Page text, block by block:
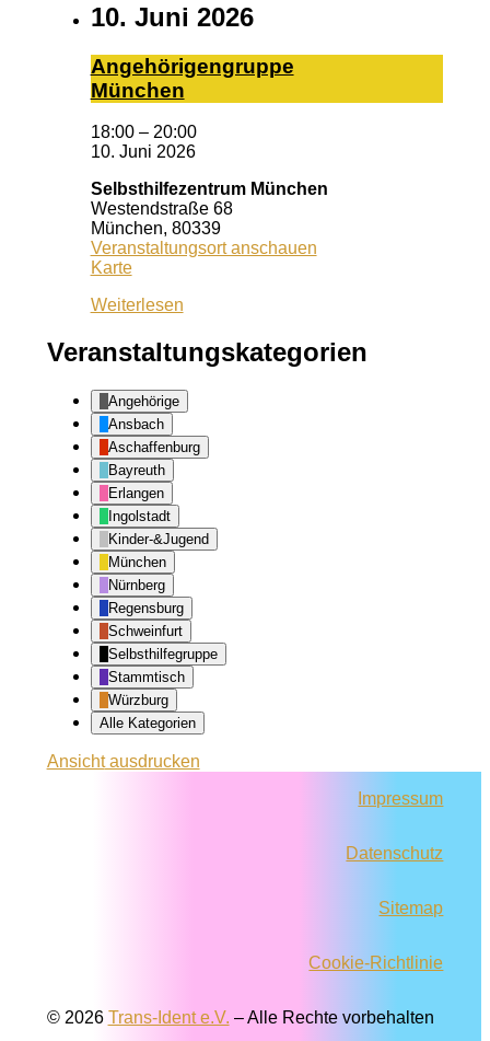
10. Juni 2026
An­ge­hö­ri­gen­grup­pe
Mün­chen
18:00 – 20:00
10. Juni 2026
Selbsthilfezentrum München
Westendstraße 68
München, 80339
Veranstaltungsort anschauen
KarteSelbsthilfezentrum
Weiterlesen
Veranstaltungskategorien
Angehörige
Ansbach
Aschaffenburg
Bayreuth
Erlangen
Ingolstadt
Kinder-&Jugend
München
Nürnberg
Regensburg
Schweinfurt
Selbsthilfegruppe
Stammtisch
Würzburg
Alle Kategorien
Ansichtausdrucken
Impressum
Datenschutz
Sitemap
Cookie-Richtlinie
© 2026 Trans-Ident e.V. – Alle Rechte vorbehalten